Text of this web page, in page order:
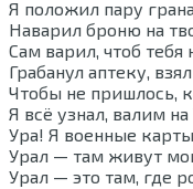
Я положил пару
Наварил броню на
Сам варил, чтоб тебя
Грабанул аптеку,
Чтобы не пришлось,
Я всё узнал, валим
Ура! Я военные
Урал — там живут
Урал — это там, где